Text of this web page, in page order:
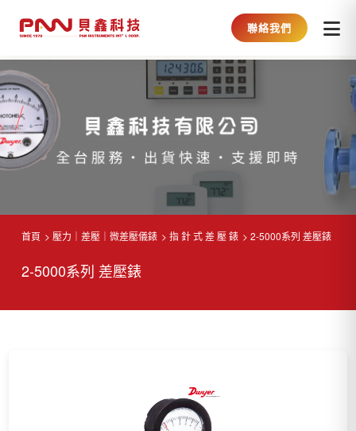
聯絡我們
首頁 壓力｜差壓｜微差壓儀錶 指 針 式 差 壓 錶 2-5000系列 差壓錶
2-5000系列 差壓錶